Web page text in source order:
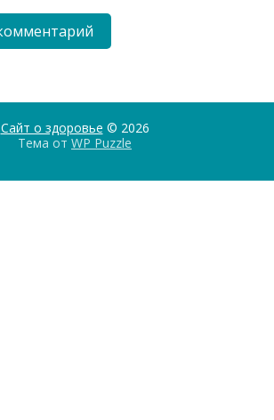
Сайт о здоровье © 2026
Тема от WP Puzzle